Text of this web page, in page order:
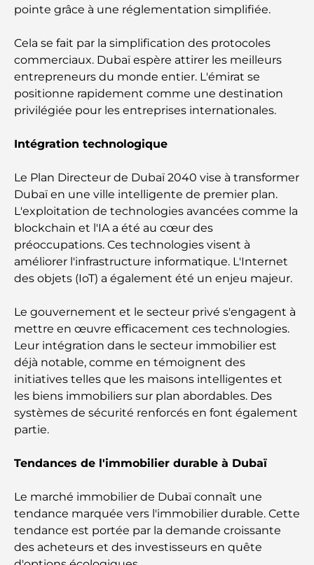
incontournables pour un repas de Ramadan
mémorable
Cafés à Business Bay : l’alliance parfaite du café et
de la convivialité
Restaurants étoilés Michelin à Dubaï : un circuit
gastronomique inoubliable
Découverte des restaurants de Jumeirah Golf
Estates : un guide culinaire
Dubai Horse Racing: Where Tradition Meets
Global Competition
Les meilleurs petits-déjeuners de Dubaï : Ma
sélection pour 2026
Comment obtenir un prêt immobilier à Dubaï : le
norme pour la vie intégrée à Dubaï
Maisons conformes au Vastu : Guide pratique pour
Les meilleures entreprises d'aménagement
paysager à Dubaï : Transformer vos espaces
pointe grâce à une réglementation simplifiée.
Cela se fait par la simplification des protocoles
commerciaux. Dubaï espère attirer les meilleurs
entrepreneurs du monde entier. L'émirat se
positionne rapidement comme une destination
privilégiée pour les entreprises internationales.
Intégration technologique
Le Plan Directeur de Dubaï 2040 vise à transformer
Dubaï en une ville intelligente de premier plan.
L'exploitation de technologies avancées comme la
blockchain et l'IA a été au cœur des
préoccupations. Ces technologies visent à
améliorer l'infrastructure informatique. L'Internet
des objets (IoT) a également été un enjeu majeur.
Le gouvernement et le secteur privé s'engagent à
mettre en œuvre efficacement ces technologies.
Leur intégration dans le secteur immobilier est
déjà notable, comme en témoignent des
initiatives telles que les maisons intelligentes et
les biens immobiliers sur plan abordables. Des
systèmes de sécurité renforcés en font également
partie.
Tendances de l'immobilier durable à Dubaï
Le marché immobilier de Dubaï connaît une
tendance marquée vers l'immobilier durable. Cette
tendance est portée par la demande croissante
des acheteurs et des investisseurs en quête